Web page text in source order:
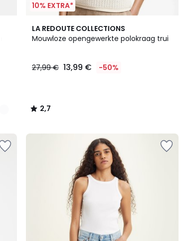
10% EXTRA*
LA REDOUTE COLLECTIONS
Mouwloze opengewerkte polokraag trui
27,99 € 13,99 € -50%
2,7
/ 5
2,7
/